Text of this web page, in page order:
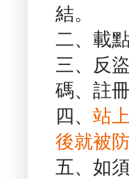
結。
二、載
三、反
碼、註
四、 站
後就被
五、如須